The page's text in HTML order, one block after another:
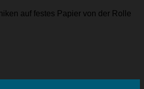
auf festes Papier von der Rolle